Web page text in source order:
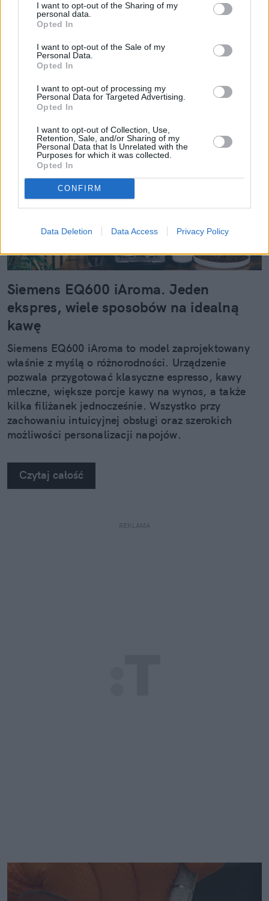
I want to opt-out of the Sharing of my
personal data.
Opted In
I want to opt-out of the Sale of my
Personal Data.
Opted In
I want to opt-out of processing my
Personal Data for Targeted Advertising.
Opted In
I want to opt-out of Collection, Use,
Retention, Sale, and/or Sharing of my
Personal Data that Is Unrelated with the
Purposes for which it was collected.
Opted In
CONFIRM
Data Deletion Data Access Privacy Policy
Czytaj więcej
Siemens EQ600 iAroma. Jeden
ekspres, wiele sposobów na idealną
kawę
Siemens EQ600 iAroma to model zaprojektowany
właśnie z myślą o różnorodności. Urządzenie
pozwala przygotować klasyczne espresso, kawy
mleczne, większe porcje kawy na wynos, a także
kilka filiżanek jednocześnie. Wszystko przy
zachowaniu intuicyjnej obsługi oraz szerokich
możliwości personalizacji napojów.
Czytaj całość
REKLAMA